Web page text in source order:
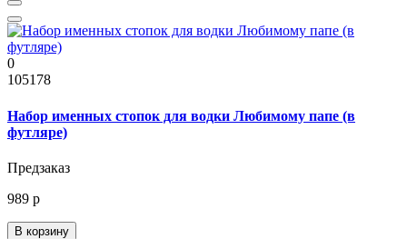
0
105178
Набор именных стопок для водки Любимому папе (в
футляре)
Предзаказ
989 р
В корзину